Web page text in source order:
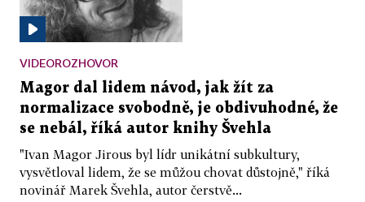
VIDEOROZHOVOR
Magor dal lidem návod, jak žít za
normalizace svobodně, je obdivuhodné, že
se nebál, říká autor knihy Švehla
"Ivan Magor Jirous byl lídr unikátní subkultury,
vysvětloval lidem, že se můžou chovat důstojně," říká
novinář Marek Švehla, autor čerstvě...